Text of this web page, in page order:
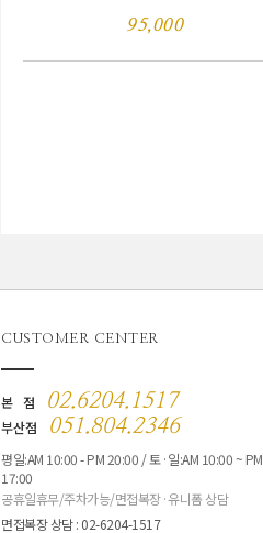
95,000
CUSTOMER CENTER
본 점 02.6204.1517
부산점 051.804.2346
평일:AM 10:00 - PM 20:00 / 토·일:AM 10:00 ~ PM
17:00
공휴일휴무/주차가능/면접복장·유니폼 상담
면접복장 상담 : 02-6204-1517